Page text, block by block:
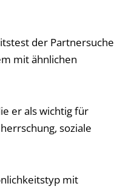
der Partnersuche
mit ähnlichen
er als wichtig für
soziale
mit